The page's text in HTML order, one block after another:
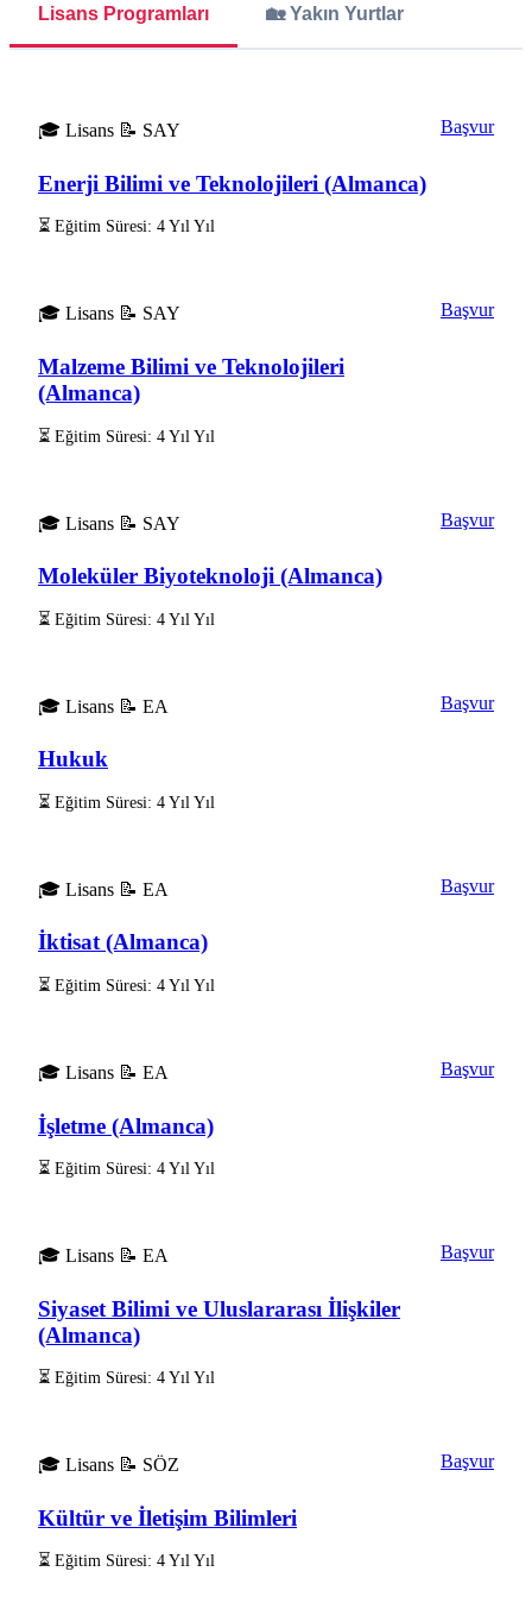
Lisans Programları 🏡 Yakın Yurtlar
🎓 Lisans 📝 SAY
Enerji Bilimi ve Teknolojileri (Almanca)
⏳ Eğitim Süresi: 4 Yıl Yıl
Başvur
🎓 Lisans 📝 SAY
Malzeme Bilimi ve Teknolojileri
(Almanca)
⏳ Eğitim Süresi: 4 Yıl Yıl
Başvur
🎓 Lisans 📝 SAY
Moleküler Biyoteknoloji (Almanca)
⏳ Eğitim Süresi: 4 Yıl Yıl
Başvur
🎓 Lisans 📝 EA
Hukuk
⏳ Eğitim Süresi: 4 Yıl Yıl
Başvur
🎓 Lisans 📝 EA
İktisat (Almanca)
⏳ Eğitim Süresi: 4 Yıl Yıl
Başvur
🎓 Lisans 📝 EA
İşletme (Almanca)
⏳ Eğitim Süresi: 4 Yıl Yıl
Başvur
🎓 Lisans 📝 EA
Siyaset Bilimi ve Uluslararası İlişkiler
(Almanca)
⏳ Eğitim Süresi: 4 Yıl Yıl
Başvur
🎓 Lisans 📝 SÖZ
Kültür ve İletişim Bilimleri
⏳ Eğitim Süresi: 4 Yıl Yıl
Başvur